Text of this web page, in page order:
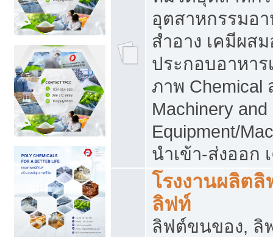
อุตสาหกรรมอา
สำอาง เคมีผส
ประกอบอาหาร
ภาพ Chemical
Machinery
Equipment/
นำเข้า-ส่งออก
โรงงานผลิต
ลิฟท์
ลิฟต์ขนของ, ลิ